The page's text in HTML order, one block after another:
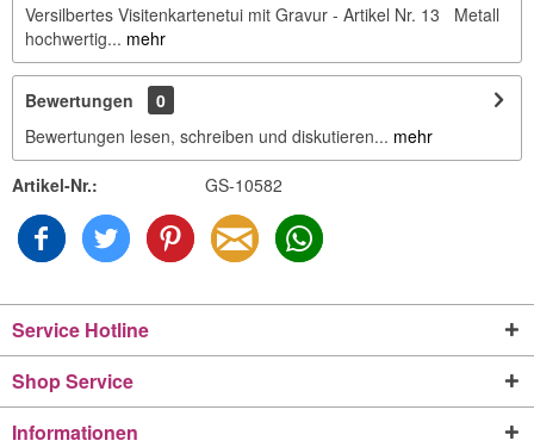
Versilbertes Visitenkartenetui mit Gravur - Artikel Nr. 13 Metall
hochwertig... mehr
Bewertungen
0
Bewertungen lesen, schreiben und diskutieren... mehr
Artikel-Nr.: GS-10582
Service Hotline
Shop Service
Informationen